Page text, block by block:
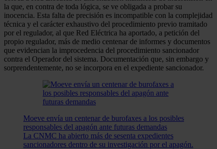
la que, en contra de toda lógica, se ve obligada a probar su
inocencia. Esta falta de precisión es incompatible con la complejidad
técnica y el carácter exhaustivo del procedimiento previo tramitado
por el regulador, al que Red Eléctrica ha aportado, a petición del
propio regulador, más de medio centenar de informes y documentos
que evidencian la improcedencia del procedimiento sancionador
contra el Operador del sistema. Documentación que, sin embargo y
sorprendentemente, no se incorpora en el expediente sancionador.
Moeve envía un centenar de burofaxes a los posibles
responsables del apagón ante futuras demandas
La CNMC ha abierto más de sesenta expedientes
sancionadores dentro de su investigación por el apagón.